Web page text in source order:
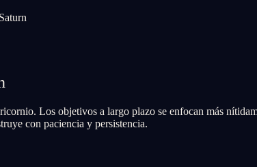
Los objetivos a largo plazo se enfocan más
con paciencia y persistencia.